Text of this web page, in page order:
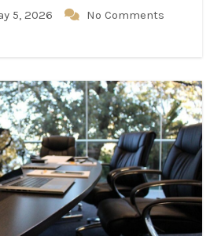
5, 2026 No Comments